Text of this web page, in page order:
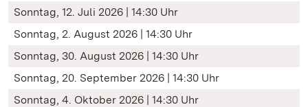
Sonntag, 12. Juli 2026 | 14:30 Uhr
Sonntag, 2. August 2026 | 14:30 Uhr
Sonntag, 30. August 2026 | 14:30 Uhr
Sonntag, 20. September 2026 | 14:30 Uhr
Sonntag, 4. Oktober 2026 | 14:30 Uhr